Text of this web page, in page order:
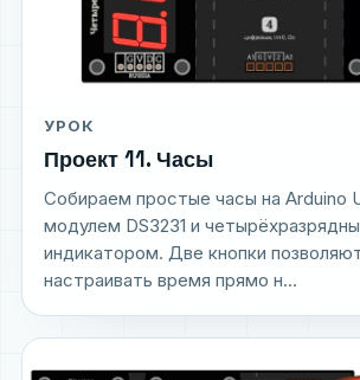
УРОК
Проект 11. Часы
Собираем простые часы на Arduino
модулем DS3231 и
индикатором. Две кнопки
настраивать время прямо н...